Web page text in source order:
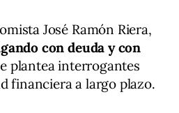
José Ramón Riera,
con deuda y con
plantea interrogantes
financiera a largo plazo.